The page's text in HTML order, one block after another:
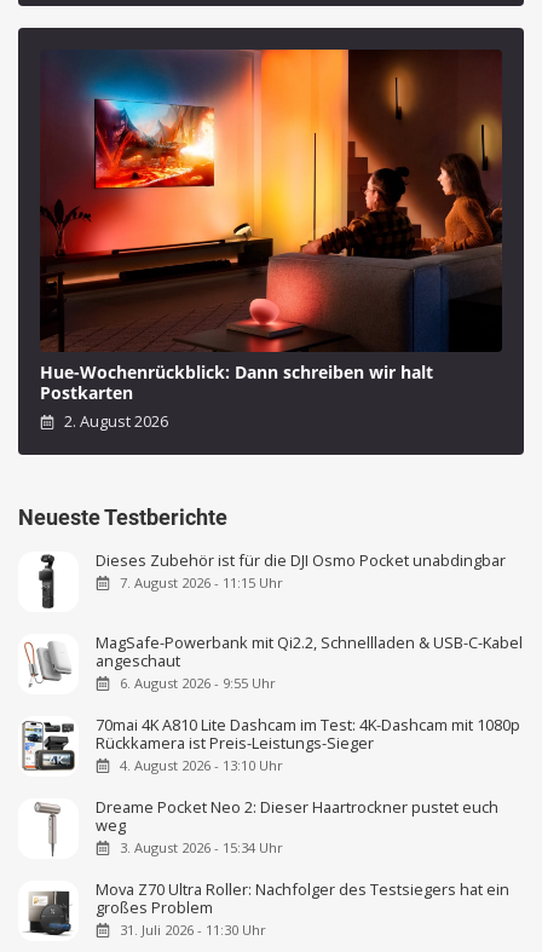
Hue-Wochenrückblick: Dann schreiben wir halt
Postkarten
2. August 2026
Neueste Testberichte
Dieses Zubehör ist für die DJI Osmo Pocket unabdingbar
7. August 2026 - 11:15 Uhr
MagSafe-Powerbank mit Qi2.2, Schnellladen & USB-C-Kabel
angeschaut
6. August 2026 - 9:55 Uhr
70mai 4K A810 Lite Dashcam im Test: 4K-Dashcam mit 1080p
Rückkamera ist Preis-Leistungs-Sieger
4. August 2026 - 13:10 Uhr
Dreame Pocket Neo 2: Dieser Haartrockner pustet euch
weg
3. August 2026 - 15:34 Uhr
Mova Z70 Ultra Roller: Nachfolger des Testsiegers hat ein
großes Problem
31. Juli 2026 - 11:30 Uhr